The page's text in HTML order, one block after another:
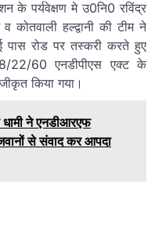
के पर्यवेक्षण मे उ0नि0 रविंद्र
कोतवाली हल्द्वानी की टीम ने
पास रोड पर तस्करी करते हुए
8/22/60 एनडीपीएस एक्ट के
किया गया।
धामी ने एनडीआरएफ
से संवाद कर आपदा